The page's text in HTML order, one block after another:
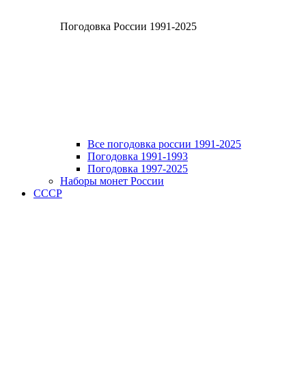
Погодовка России 1991-2025
Все погодовка россии 1991-2025
Погодовка 1991-1993
Погодовка 1997-2025
Наборы монет России
СССР